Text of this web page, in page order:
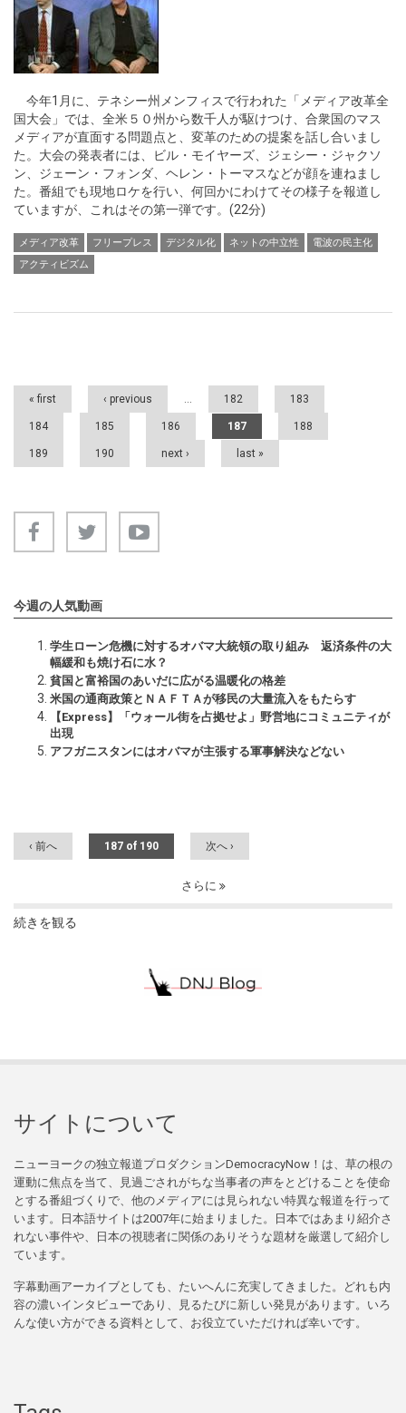
今年1月に、テネシー州メンフィスで行われた「メディア改革全
国大会」では、全米５０州から数千人が駆けつけ、合衆国のマス
メディアが直面する問題点と、変革のための提案を話し合いまし
た。大会の発表者には、ビル・モイヤーズ、ジェシー・ジャクソ
ン、ジェーン・フォンダ、ヘレン・トーマスなどが顔を連ねまし
た。番組でも現地ロケを行い、何回かにわけてその様子を報道し
ていますが、これはその第一弾です。(22分)
メディア改革 フリープレス デジタル化 ネットの中立性
電波の民主化
アクティビズム
Pages
« first ‹ previous … 182 183
184 185 186 187 188
189 190 next › last »
今週の人気動画
学生ローン危機に対するオバマ大統領の取り組み 返済条件の大
幅緩和も焼け石に水？
貧国と富裕国のあいだに広がる温暖化の格差
米国の通商政策とＮＡＦＴＡが移民の大量流入をもたらす
【Express】「ウォール街を占拠せよ」野営地にコミュニティが
出現
アフガニスタンにはオバマが主張する軍事解決などない
‹ 前へ 187 of 190 次へ ›
さらに
続きを観る
サイトについて
ニューヨークの独立報道プロダクションDemocracyNow！は、草の根の
運動に焦点を当て、見過ごされがちな当事者の声をとどけることを使命
とする番組づくりで、他のメディアには見られない特異な報道を行って
います。日本語サイトは2007年に始まりました。日本ではあまり紹介さ
れない事件や、日本の視聴者に関係のありそうな題材を厳選して紹介し
ています。
字幕動画アーカイブとしても、たいへんに充実してきました。どれも内
容の濃いインタビューであり、見るたびに新しい発見があります。いろ
んな使い方ができる資料として、お役立ていただければ幸いです。